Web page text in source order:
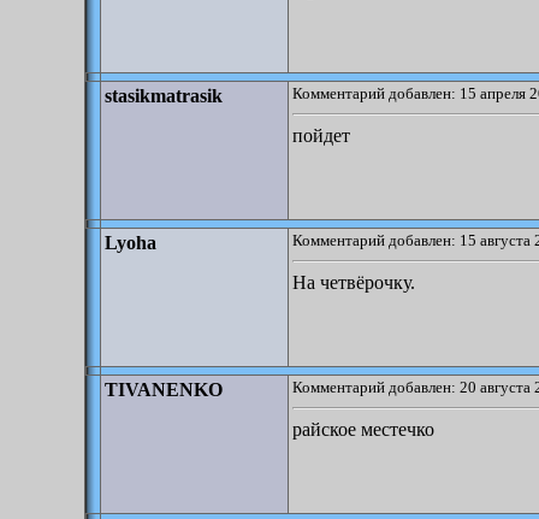
stasikmatrasik Комментарий добавлен: 15 апреля
пойдет
Lyoha Комментарий добавлен: 15 августа
На четвёрочку.
TIVANENKO Комментарий добавлен: 20 августа
райское местечко